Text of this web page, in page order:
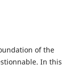
of the
In this